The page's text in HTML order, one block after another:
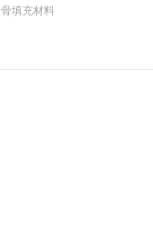
骨填充材料